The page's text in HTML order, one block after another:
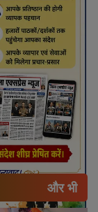
और भी